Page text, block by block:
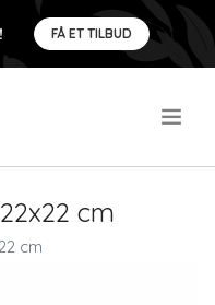
FÅ ET TILBUD
cm
cm